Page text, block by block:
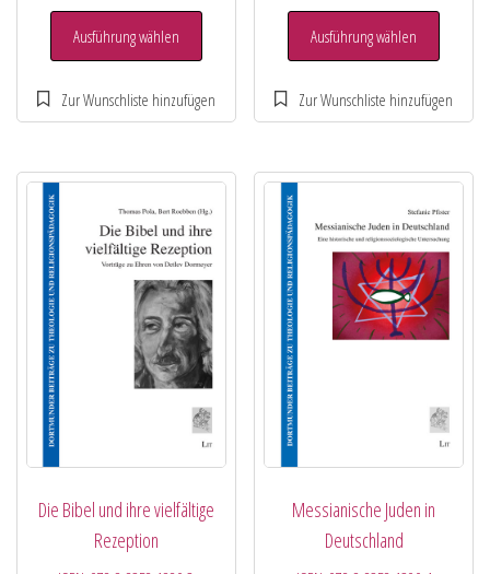
Ausführung wählen Ausführung wählen
Die Bibel und ihre vielfältige
Rezeption
Messianische Juden in
Deutschland